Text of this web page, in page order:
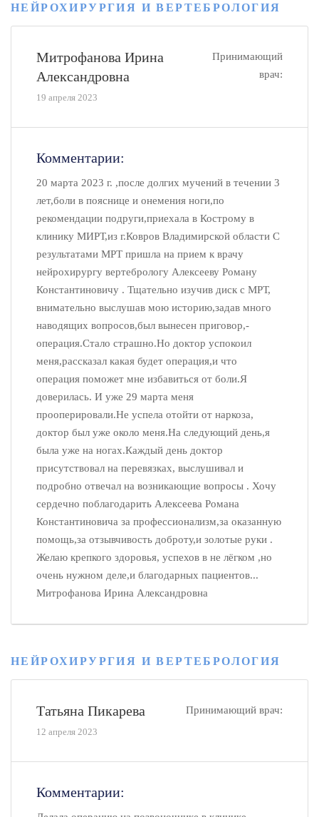
НЕЙРОХИРУРГИЯ И ВЕРТЕБРОЛОГИЯ
Митрофанова Ирина
Александровна
19 апреля 2023
Принимающий
врач:
Комментарии:
20 марта 2023 г. ,после долгих мучений в течении 3
лет,боли в пояснице и онемения ноги,по
рекомендации подруги,приехала в Кострому в
клинику МИРТ,из г.Ковров Владимирской области С
результатами МРТ пришла на прием к врачу
нейрохирургу вертебрологу Алексееву Роману
Константиновичу . Тщательно изучив диск с МРТ,
внимательно выслушав мою историю,задав много
наводящих вопросов,был вынесен приговор,-
операция.Стало страшно.Но доктор успокоил
меня,рассказал какая будет операция,и что
операция поможет мне избавиться от боли.Я
доверилась. И уже 29 марта меня
прооперировали.Не успела отойти от наркоза,
доктор был уже около меня.На следующий день,я
была уже на ногах.Каждый день доктор
присутствовал на перевязках, выслушивал и
подробно отвечал на возникающие вопросы . Хочу
сердечно поблагодарить Алексеева Романа
Константиновича за профессионализм,за оказанную
помощь,за отзывчивость доброту,и золотые руки .
Желаю крепкого здоровья, успехов в не лёгком ,но
очень нужном деле,и благодарных пациентов...
Митрофанова Ирина Александровна
НЕЙРОХИРУРГИЯ И ВЕРТЕБРОЛОГИЯ
Татьяна Пикарева
12 апреля 2023
Принимающий врач:
Комментарии: